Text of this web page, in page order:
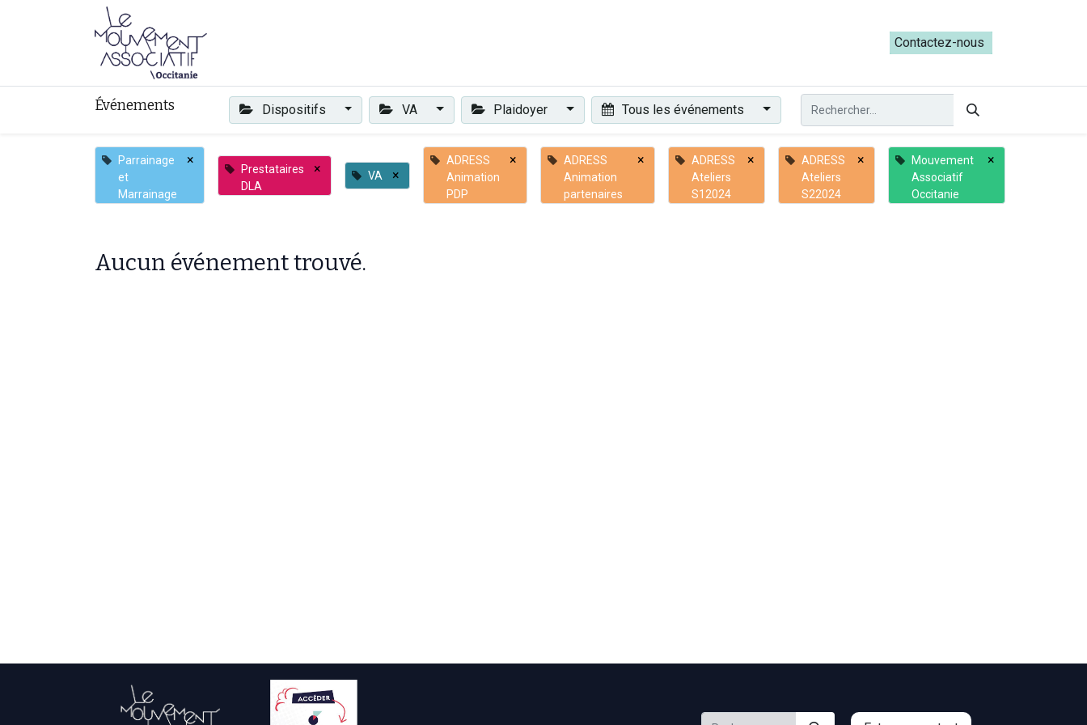
Les ateliers du Parcours ADRESS [mai-juin 2026]
Contactez-nous​​
Événements Dispositifs VA Plaidoyer Tous les événements
Parrainage
et
Marrainage
×
Prestataires
DLA
× VA ×
ADRESS
Animation
PDP
×
ADRESS
Animation
partenaires
×
ADRESS
Ateliers
S12024
×
ADRESS
Ateliers
S22024
×
Mouvement
Associatif
Occitanie
×
Aucun événement trouvé.